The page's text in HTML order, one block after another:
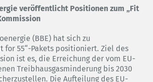
veröffentlicht Positionen zum „Fit
(BBE) hat sich zu
for 55“-Pakets positioniert. Ziel des
ist es, die Erreichung der vom EU-
Treibhausgasminderung bis 2030
Die Aufteilung des EU-